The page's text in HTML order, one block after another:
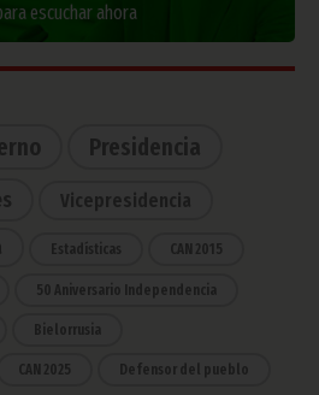
escuchar ahora
Presidencia
Vicepresidencia
Estadísticas CAN 2015
50 Aniversario Independencia
Bielorrusia
CAN 2025 Defensor del pueblo